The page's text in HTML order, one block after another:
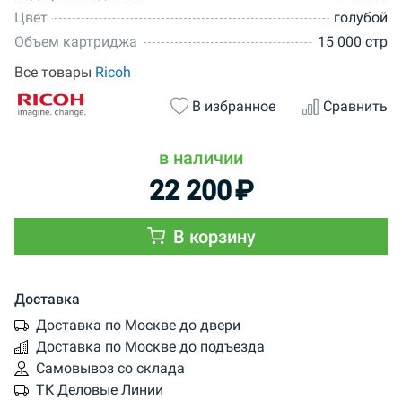
Цвет
голубой
Объем картриджа
15 000 стр
Все товары Ricoh
В избранное Сравнить
в наличии
22 200₽
В корзину
Доставка
Доставка по Москве до двери
Доставка по Москве до подъезда
Самовывоз со склада
ТК Деловые Линии